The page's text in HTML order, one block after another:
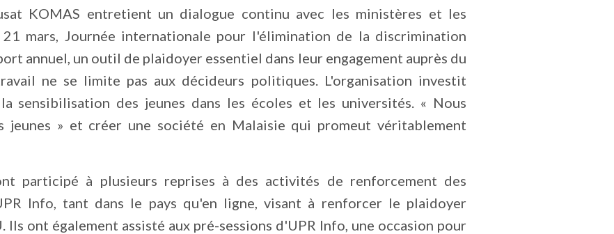
KOMAS entretient un dialogue continu avec les ministères et les
21 mars, Journée internationale pour l'élimination de la discrimination
annuel, un outil de plaidoyer essentiel dans leur engagement auprès du
ne se limite pas aux décideurs politiques. L'organisation investit
sensibilisation des jeunes dans les écoles et les universités. « Nous
jeunes » et créer une société en Malaisie qui promeut véritablement
participé à plusieurs reprises à des activités de renforcement des
Info, tant dans le pays qu'en ligne, visant à renforcer le plaidoyer
ont également assisté aux pré-sessions d'UPR Info, une occasion pour